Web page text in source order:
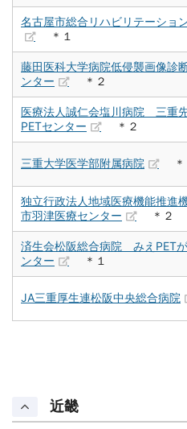
名古屋市総合リハビリテーショ
＊１
藤田医科大学病院低侵襲画像診
ンター
＊２
医療法人誠仁会塩川病院 三重
PETセンター
＊２
三重大学医学部附属病院 ＊
独立行政法人地域医療機能推進
市羽津医療センター
＊２
済生会松阪総合病院 みえPET
ンター
＊１
JA三重厚生連松阪中央総合病院
近畿